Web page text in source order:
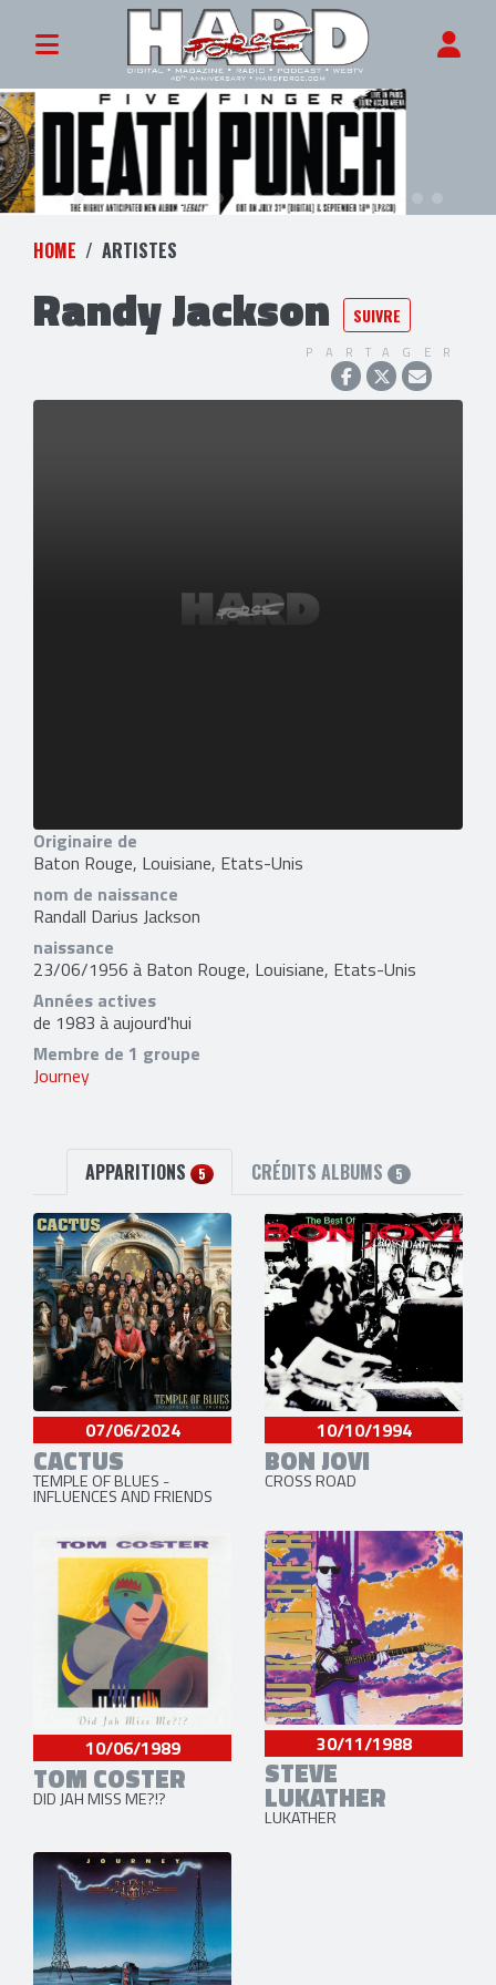
HOME ARTISTES
Randy Jackson SUIVRE
PARTAGER
Originaire de
Baton Rouge, Louisiane, Etats-Unis
nom de naissance
Randall Darius Jackson
naissance
23/06/1956 à Baton Rouge, Louisiane, Etats-Unis
Années actives
de 1983 à aujourd'hui
Membre de 1 groupe
Journey
APPARITIONS 5 CRÉDITS ALBUMS 5
07/06/2024
CACTUS
TEMPLE OF BLUES -
INFLUENCES AND FRIENDS
10/10/1994
BON JOVI
CROSS ROAD
10/06/1989
TOM COSTER
DID JAH MISS ME​?​!​?
30/11/1988
STEVE
LUKATHER
LUKATHER